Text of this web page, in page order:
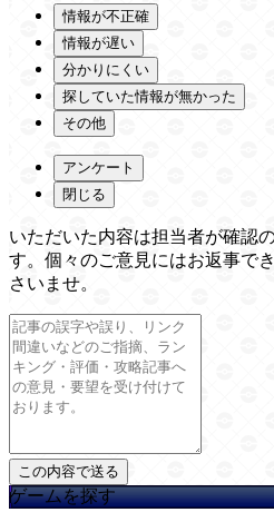
情報が不正確
情報が遅い
分かりにくい
探していた情報が無かった
その他
アンケート
閉じる
いただいた内容は担当者が確認
す。個々のご意見にはお返事で
さいませ。
ゲームを探す